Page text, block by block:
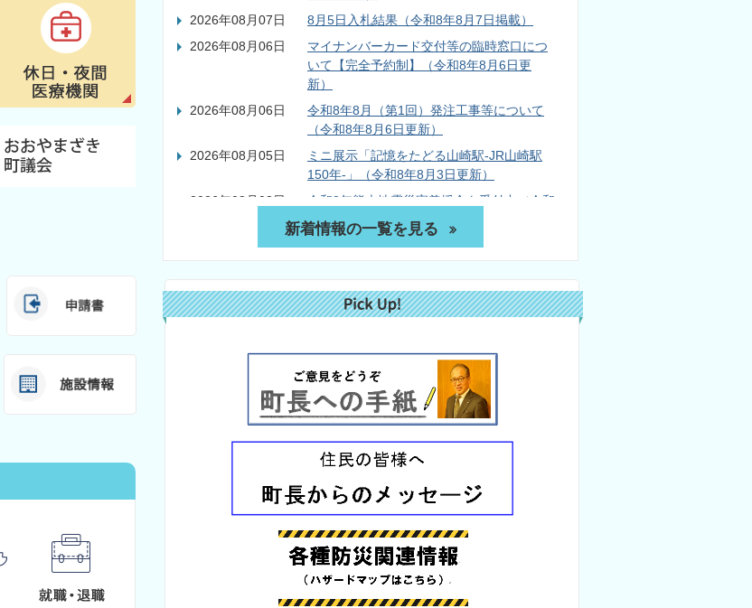
2026年08月07日
8月5日入札結果（令和8年8月7日掲載）
2026年08月06日
マイナンバーカード交付等の臨時窓口につ
いて【完全予約制】（令和8年8月6日更
新）
2026年08月06日
令和8年8月（第1回）発注工事等について
（令和8年8月6日更新）
2026年08月05日
ミニ展示「記憶をたどる山崎駅-JR山崎駅
150年-」（令和8年8月3日更新）
2026年08月03日
令和8年熊本地震災害義援金を受付中（令和
8年7月31日掲載）
2026年08月03日
7月30日入札結果（令和8年8月3日掲載）
2026年07月31日
長寿苑だより2026年8月号(令和8年8月1日
掲載)
新着情報の一覧を見る